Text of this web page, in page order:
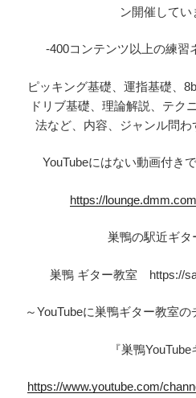
ン開催してい
-400コンテンツ以上の練習
ピッキング基礎、運指基礎、
ドリブ基礎、理論解説、テク
法など、内容、ジャンル問わ
YouTubeにはない動画付き
https://
巣鴨の駅近ギタ
巣鴨 ギター教室 https://
～YouTubeに巣鴨ギター教室
『巣鴨YouTube
https://www.youtube.com/